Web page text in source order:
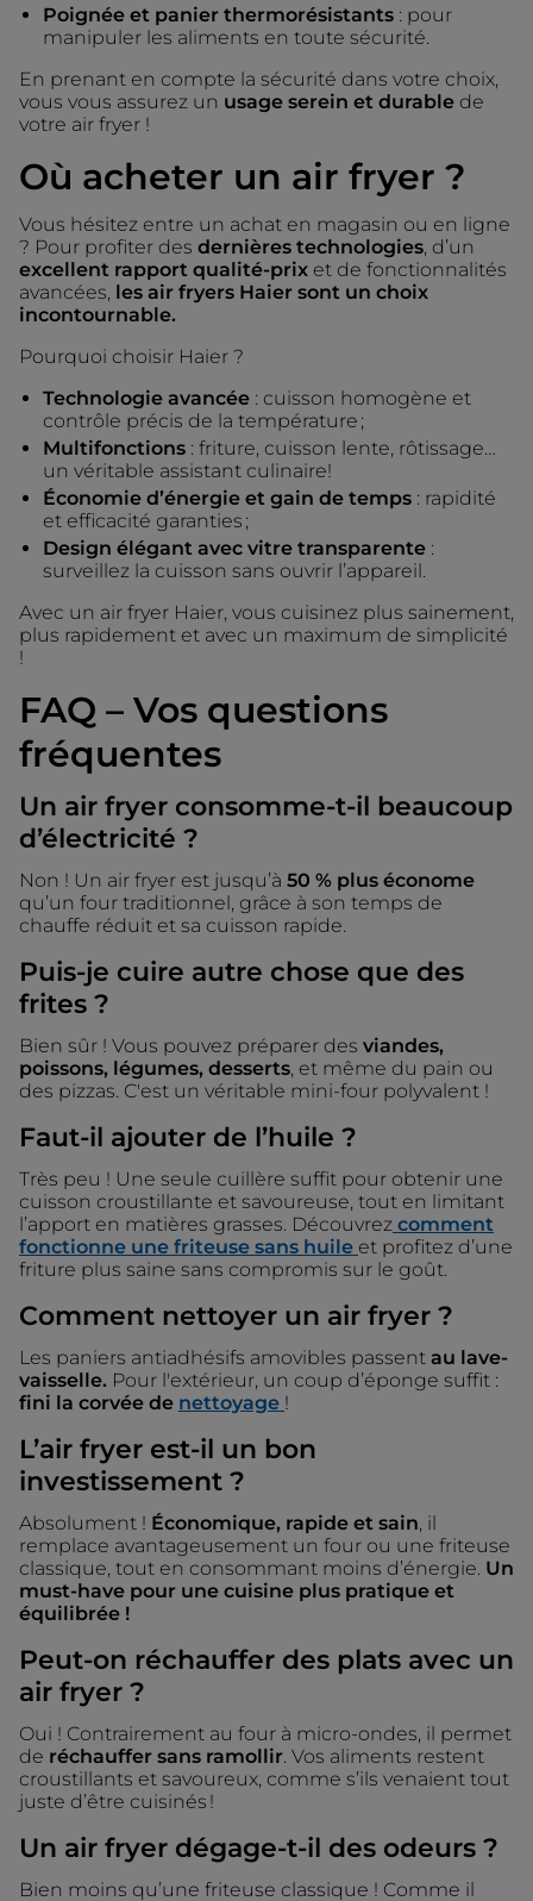
Poignée et panier thermorésistants : pour
manipuler les aliments en toute sécurité.
En prenant en compte la sécurité dans votre choix,
vous vous assurez un usage serein et durable de
votre air fryer !
Où acheter un air fryer ?
Vous hésitez entre un achat en magasin ou en ligne
? Pour profiter des dernières technologies , d’un
excellent rapport qualité-prix et de fonctionnalités
avancées, les air fryers Haier sont un choix
incontournable.
Pourquoi choisir Haier ?
Technologie avancée : cuisson homogène et
contrôle précis de la température ;
Multifonctions : friture, cuisson lente, rôtissage…
un véritable assistant culinaire!
Économie d’énergie et gain de temps : rapidité
et efficacité garanties ;
Design élégant avec vitre transparente :
surveillez la cuisson sans ouvrir l’appareil.
Avec un air fryer Haier, vous cuisinez plus sainement,
plus rapidement et avec un maximum de simplicité
!
FAQ – Vos questions
fréquentes
Un air fryer consomme-t-il beaucoup
d’électricité ?
Non ! Un air fryer est jusqu’à 50 % plus économe
qu’un four traditionnel, grâce à son temps de
chauffe réduit et sa cuisson rapide.
Puis-je cuire autre chose que des
frites ?
Bien sûr ! Vous pouvez préparer des viandes,
poissons, légumes, desserts , et même du pain ou
des pizzas. C'est un véritable mini-four polyvalent !
Faut-il ajouter de l’huile ?
Très peu ! Une seule cuillère suffit pour obtenir une
cuisson croustillante et savoureuse, tout en limitant
l’apport en matières grasses. Découvrez comment
fonctionne une friteuse sans huile et profitez d’une
friture plus saine sans compromis sur le goût.
Comment nettoyer un air fryer ?
Les paniers antiadhésifs amovibles passent au lave-
vaisselle. Pour l'extérieur, un coup d’éponge suffit :
fini la corvée de nettoyage !
L’air fryer est-il un bon
investissement ?
Absolument ! Économique, rapide et sain , il
remplace avantageusement un four ou une friteuse
classique, tout en consommant moins d’énergie. Un
must-have pour une cuisine plus pratique et
équilibrée !
Peut-on réchauffer des plats avec un
air fryer ?
Oui ! Contrairement au four à micro-ondes, il permet
de réchauffer sans ramollir. Vos aliments restent
croustillants et savoureux, comme s’ils venaient tout
juste d’être cuisinés !
Un air fryer dégage-t-il des odeurs ?
Bien moins qu’une friteuse classique ! Comme il